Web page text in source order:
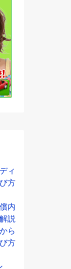
ィ
方
内
説
ら
方